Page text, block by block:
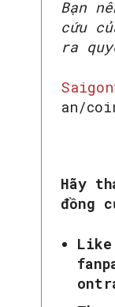
Bạn
cứu
ra
an/
Hãy
đồng
Like